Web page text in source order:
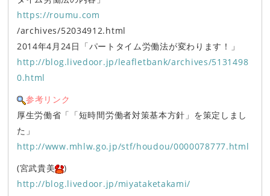
https://roumu.com
/archives/52034912.html
2014年4月24日「パートタイム労働法が変わります！」
http://blog.livedoor.jp/leafletbank/archives/5131498
0.html
参考リンク
厚生労働省「「短時間労働者対策基本方針」を策定しまし
た」
http://www.mhlw.go.jp/stf/houdou/0000078777.html
(宮武貴美
)
http://blog.livedoor.jp/miyataketakami/